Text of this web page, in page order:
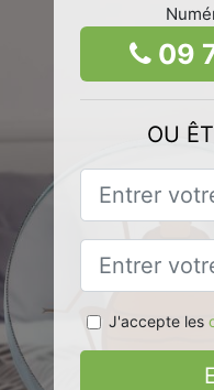
09
OU
J'accepte les